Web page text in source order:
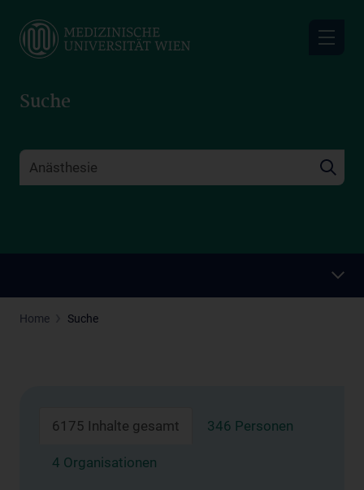
main
Suche
Home Suche
6175 Inhalte gesamt 346 Personen
4 Organisationen